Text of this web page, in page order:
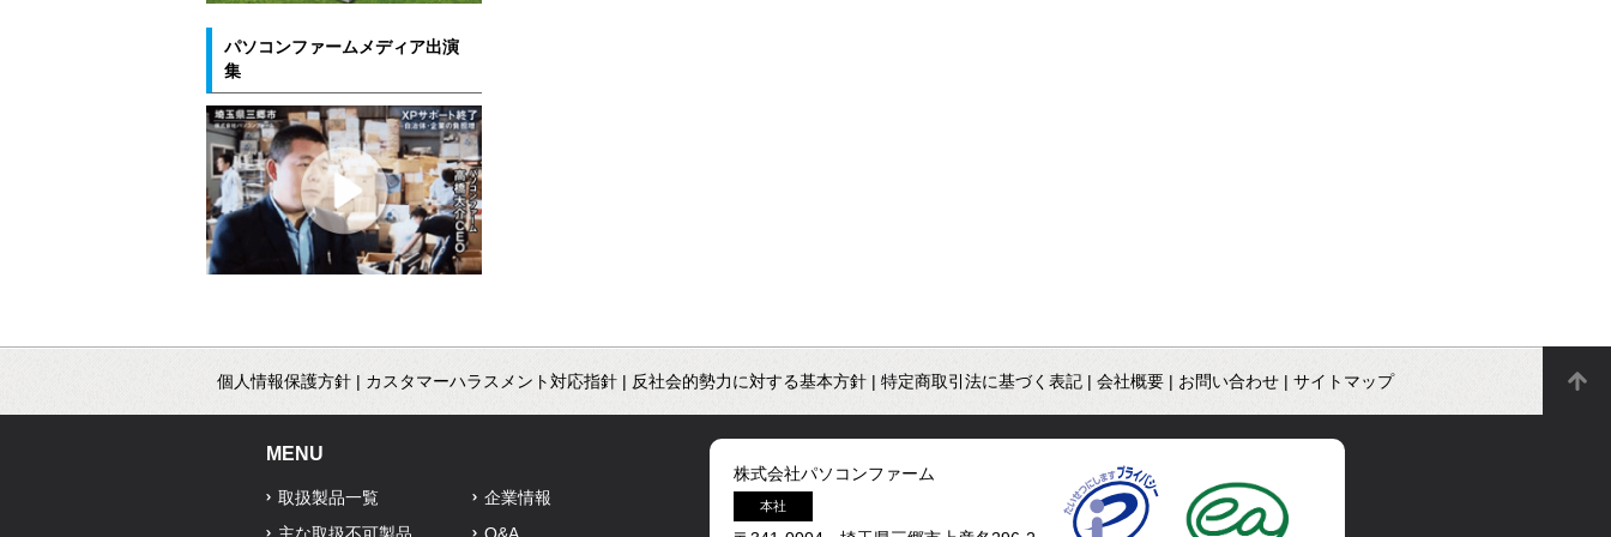
パソコンファームメディア出演
集
個人情報保護方針 | カスタマーハラスメント対応指針 | 反社会的勢力に対する基本方針 | 特定商取引法に基づく表記 | 会社概要 | お問い合わせ | サイトマップ
MENU
取扱製品一覧
企業情報
株式会社パソコンファーム
本社